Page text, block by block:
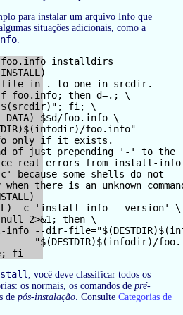
para instalar um arquivo Info que
situações adicionais, como a
.
installdirs
file in . to one in srcdir.
foo.info; then d=.; \
fi; \
$$d/foo.info \
foo.info"
only if it exists.
of just prepending '-' to the
real errors from install-
because some shells do not
there is an unknown
-c 'install-info --version' \
2>&1; then \
info --dir-
"$(DESTDIR)$(infodir)/
, você deve classificar todos os
os normais, os comandos de pré-
de pós-instalação. Consulte Categorias de